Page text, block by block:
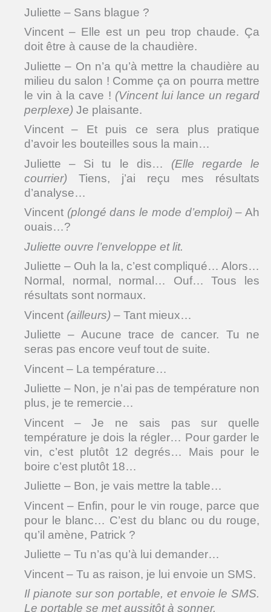
Juliette – Sans blague ?
Vincent – Elle est un peu trop chaude. Ça
doit être à cause de la chaudière.
Juliette – On n’a qu’à mettre la chaudière au
milieu du salon ! Comme ça on pourra mettre
le vin à la cave ! (Vincent lui lance un regard
perplexe) Je plaisante.
Vincent – Et puis ce sera plus pratique
d’avoir les bouteilles sous la main…
Juliette – Si tu le dis… (Elle regarde le
courrier) Tiens, j’ai reçu mes résultats
d’analyse…
Vincent (plongé dans le mode d’emploi) – Ah
ouais…?
Juliette ouvre l’enveloppe et lit.
Juliette – Ouh la la, c’est compliqué… Alors…
Normal, normal, normal… Ouf… Tous les
résultats sont normaux.
Vincent (ailleurs) – Tant mieux…
Juliette – Aucune trace de cancer. Tu ne
seras pas encore veuf tout de suite.
Vincent – La température…
Juliette – Non, je n’ai pas de température non
plus, je te remercie…
Vincent – Je ne sais pas sur quelle
température je dois la régler… Pour garder le
vin, c’est plutôt 12 degrés… Mais pour le
boire c’est plutôt 18…
Juliette – Bon, je vais mettre la table…
Vincent – Enfin, pour le vin rouge, parce que
pour le blanc… C’est du blanc ou du rouge,
qu’il amène, Patrick ?
Juliette – Tu n’as qu’à lui demander…
Vincent – Tu as raison, je lui envoie un SMS.
Il pianote sur son portable, et envoie le SMS.
Le portable se met aussitôt à sonner.